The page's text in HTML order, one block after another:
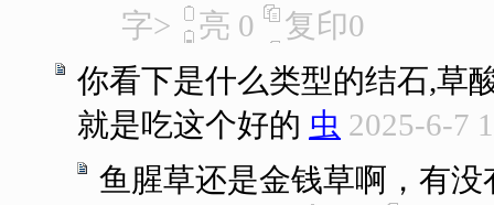
字>
亮 0 复印0
你看下是什么类型的结石,草
就是吃这个好的 虫 2025-6-7
鱼腥草还是金钱草啊，有没